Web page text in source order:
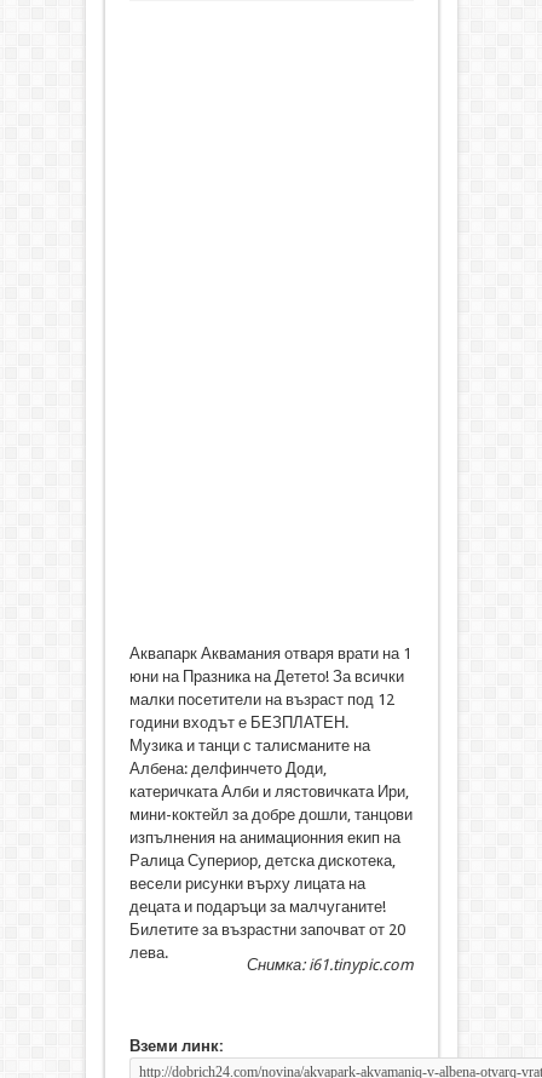
Аквапарк Аквамания отваря врати на 1
юни на Празника на Детето! За всички
малки посетители на възраст под 12
години входът е БЕЗПЛАТЕН.
Музика и танци с талисманите на
Албена: делфинчето Доди,
катеричката Алби и лястовичката Ири,
мини-коктейл за добре дошли, танцови
изпълнения на анимационния екип на
Ралица Супериор, детска дискотека,
весели рисунки върху лицата на
децата и подаръци за малчуганите!
Билетите за възрастни започват от 20
лева.
Снимка: i61.tinypic.com
Вземи линк: